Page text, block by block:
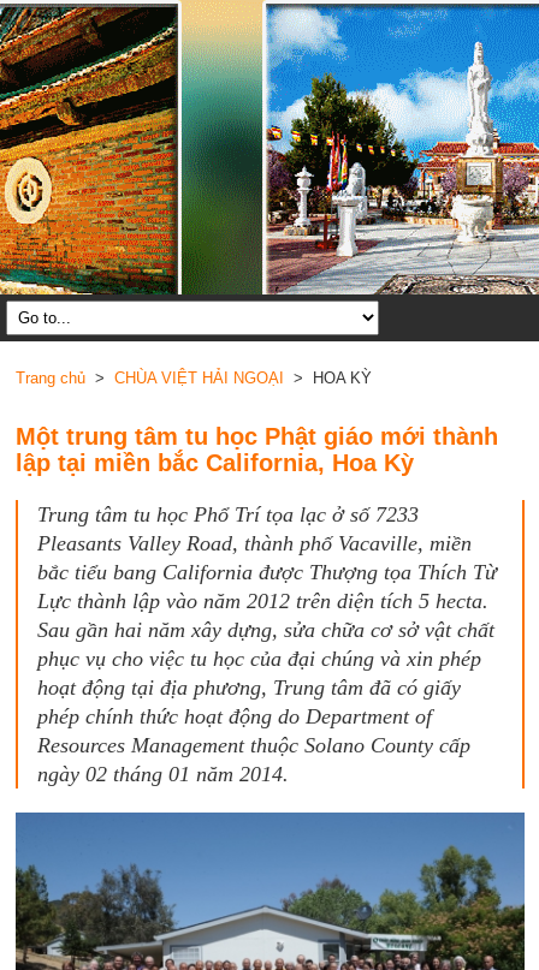
Trang chủ> CHÙA VIỆT HẢI NGOẠI > HOA KỲ
Một trung tâm tu học Phật giáo mới thành
lập tại miền bắc California, Hoa Kỳ
Trung tâm tu học Phổ Trí tọa lạc ở số 7233
Pleasants Valley Road, thành phố Vacaville, miền
bắc tiểu bang California được Thượng tọa Thích Từ
Lực thành lập vào năm 2012 trên diện tích 5 hecta.
Sau gần hai năm xây dựng, sửa chữa cơ sở vật chất
phục vụ cho việc tu học của đại chúng và xin phép
hoạt động tại địa phương, Trung tâm đã có giấy
phép chính thức hoạt động do Department of
Resources Management thuộc Solano County cấp
ngày 02 tháng 01 năm 2014.